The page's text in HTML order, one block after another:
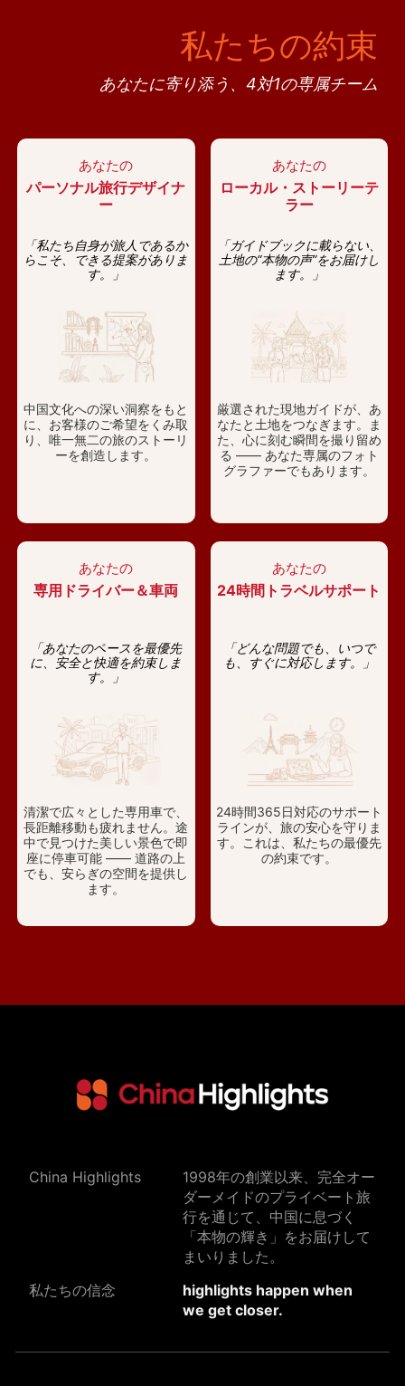
私たちの約束
あなたに寄り添う、4対1の専属チーム
あなたの
パーソナル旅行デザイナ
ー
「私たち自身が旅人であるか
らこそ、できる提案がありま
す。」
中国文化への深い洞察をもと
に、お客様のご希望をくみ取
り、唯一無二の旅のストーリ
ーを創造します。
あなたの
ローカル・ストーリーテ
ラー
「ガイドブックに載らない、
土地の“本物の声”をお届けし
ます。」
厳選された現地ガイドが、あ
なたと土地をつなぎます。ま
た、心に刻む瞬間を撮り留め
る —— あなた専属のフォト
グラファーでもあります。
あなたの
専用ドライバー＆車両
「あなたのペースを最優先
に、安全と快適を約束しま
す。」
清潔で広々とした専用車で、
長距離移動も疲れません。途
中で見つけた美しい景色で即
座に停車可能 —— 道路の上
でも、安らぎの空間を提供し
ます。
あなたの
24時間トラベルサポート
「どんな問題でも、いつで
も、すぐに対応します。」
24時間365日対応のサポート
ラインが、旅の安心を守りま
す。これは、私たちの最優先
の約束です。
China Highlights
1998年の創業以来、完全オー
ダーメイドのプライベート旅
行を通じて、中国に息づく
「本物の輝き」をお届けして
まいりました。
私たちの信念
highlights happen when
we get closer.